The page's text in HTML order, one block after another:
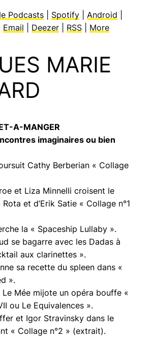
Podcasts Spotify Android
Email Deezer RSS More
MARIE
A-MANGER
imaginaires ou bien
Cathy Berberian « Collage
et Liza Minnelli croisent le
et d’Erik Satie « Collage n°1
la « Spaceship Lullaby ».
se bagarre avec les Dadas à
aux clarinettes ».
sa recette du spleen dans «
».
Le Mée mijote un opéra bouffe «
ou Le Equivalences ».
et Igor Stravinsky dans le
« Collage n°2 » (extrait).